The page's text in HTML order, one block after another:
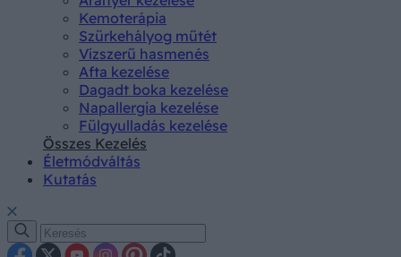
Kemoterápia
Szürkehályog műtét
Vízszerű hasmenés
Afta kezelése
Dagadt boka kezelése
Napallergia kezelése
Fülgyulladás kezelése
Összes Kezelés
Életmódváltás
Kutatás